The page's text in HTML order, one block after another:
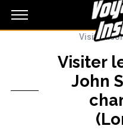
Visite
Visiter
John